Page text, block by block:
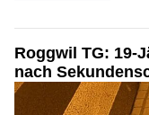
Roggwil TG: 19-
nach